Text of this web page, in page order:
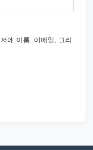
에 이름, 이메일, 그리